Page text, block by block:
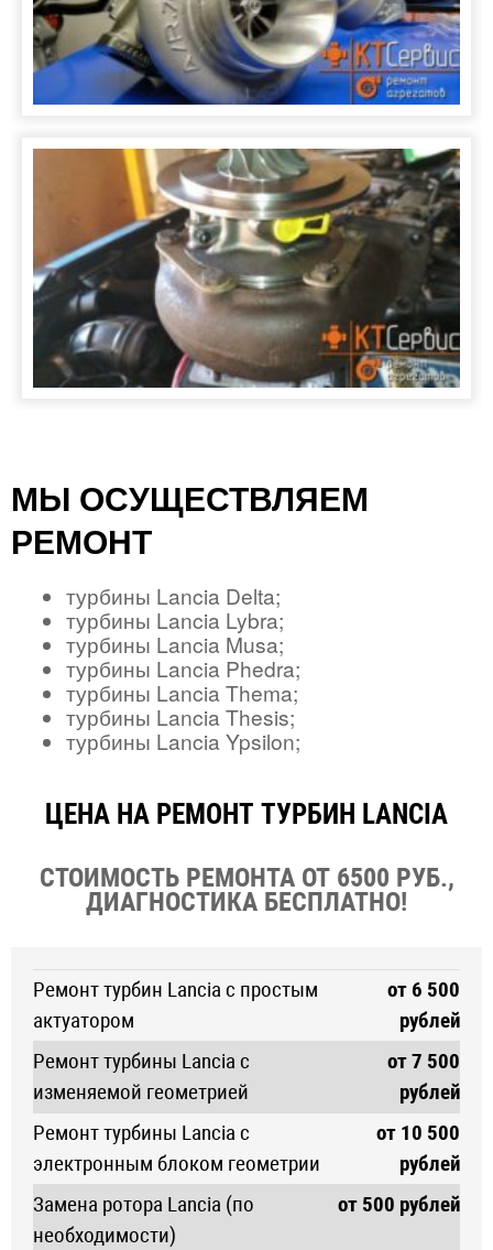
МЫ ОСУЩЕСТВЛЯЕМ
РЕМОНТ
турбины Lancia Delta;
турбины Lancia Lybra;
турбины Lancia Musa;
турбины Lancia Phedra;
турбины Lancia Thema;
турбины Lancia Thesis;
турбины Lancia Ypsilon;
ЦЕНА НА РЕМОНТ ТУРБИН LANCIA
СТОИМОСТЬ РЕМОНТА ОТ 6500 РУБ.,
ДИАГНОСТИКА БЕСПЛАТНО!
Ремонт турбин Lancia с простым
актуатором
от 6 500
рублей
Ремонт турбины Lancia с
изменяемой геометрией
от 7 500
рублей
Ремонт турбины Lancia с
электронным блоком геометрии
от 10 500
рублей
Замена ротора Lancia (по
необходимости)
от 500 рублей